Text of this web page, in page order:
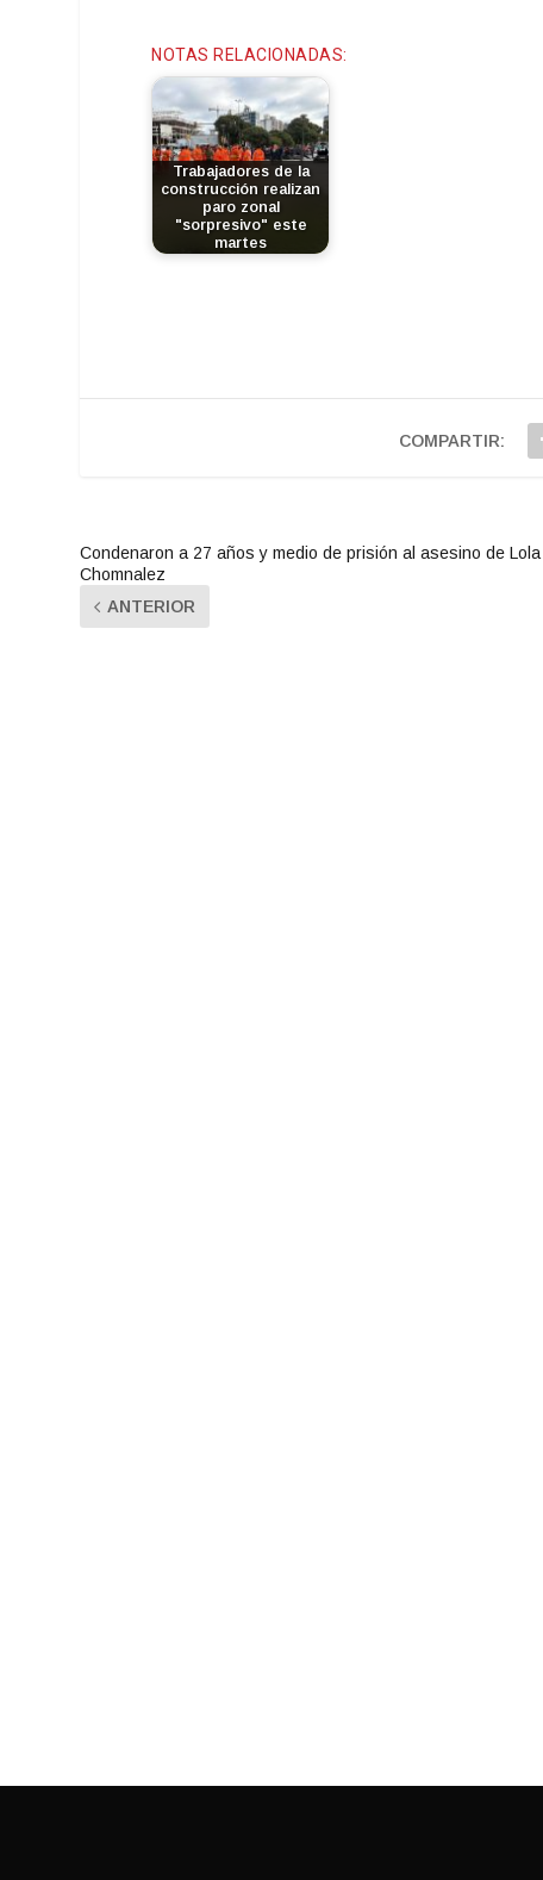
NOTAS RELACIONADAS:
Trabajadores de la
construcción realizan
paro zonal
"sorpresivo" este
martes
COMPARTIR:
Condenaron a 27 años y medio de prisión al asesino de Lola
Chomnalez
ANTERIOR